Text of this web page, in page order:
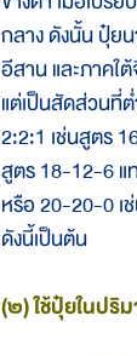
กลาง ดังนั้น ปุ๋ยน
อีสาน และภาคใ
แต่เป็นสัดส่วนที่ต่
2:2:1 เช่นสูตร
สูตร 18-12-6 แ
หรือ 20-20-0 เ
ดังนี้เป็นต้น
(๒) ใช้ปุ๋ยในปริ